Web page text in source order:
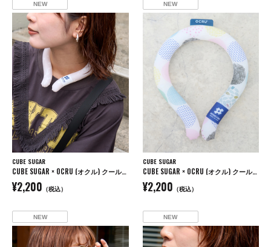
NEW
CUBE SUGAR
CUBE SUGAR × OCRU (オクル) クールリング
¥2,200 （税込）
NEW
CUBE SUGAR
CUBE SUGAR × OCRU (オクル) クールリング
¥2,200 （税込）
NEW NEW